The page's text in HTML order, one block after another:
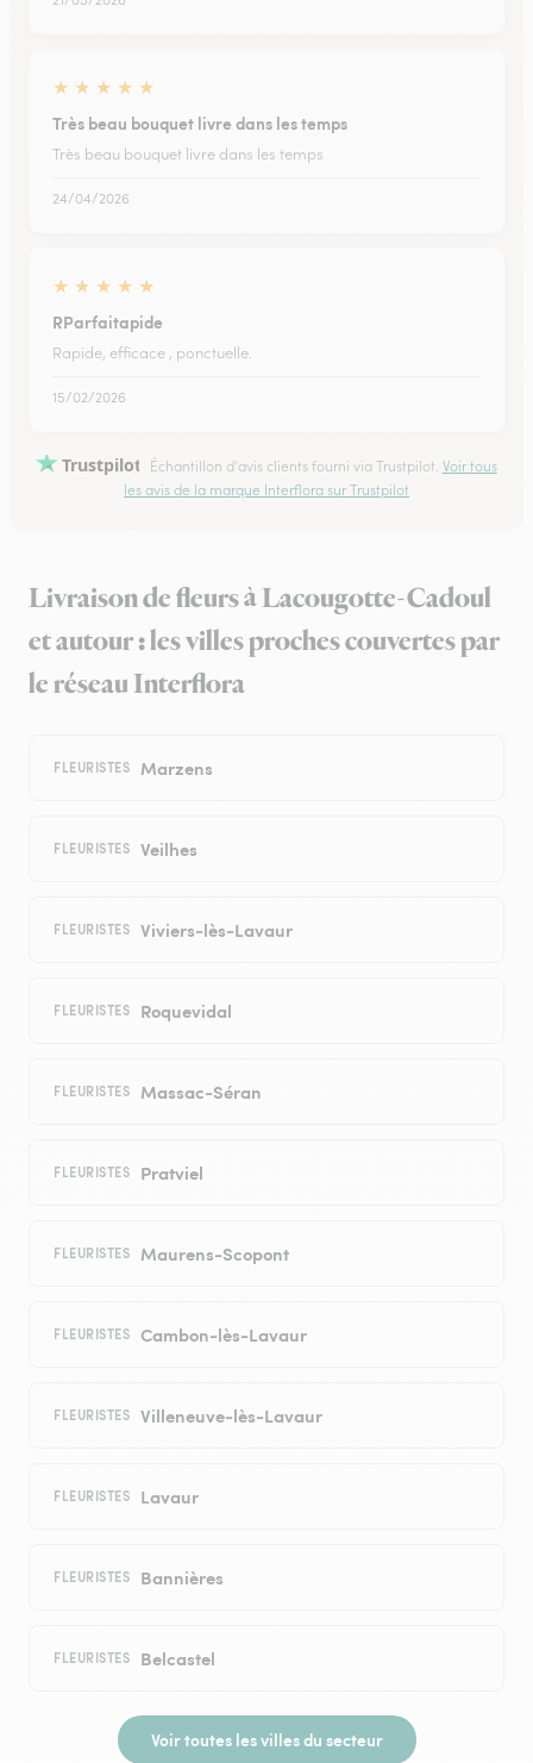
★ ★ ★ ★ ★
Très beau bouquet livre dans les temps
Très beau bouquet livre dans les temps
24/04/2026
★ ★ ★ ★ ★
RParfaitapide
Rapide, efficace , ponctuelle.
15/02/2026
Trustpilot Échantillon d'avis clients fourni via Trustpilot. Voir tous
les avis de la marque Interflora sur Trustpilot
Livraison de fleurs à Lacougotte-Cadoul
et autour : les villes proches couvertes par
le réseau Interflora
FLEURISTES Marzens
FLEURISTES Veilhes
FLEURISTES Viviers-lès-Lavaur
FLEURISTES Roquevidal
FLEURISTES Massac-Séran
FLEURISTES Pratviel
FLEURISTES Maurens-Scopont
FLEURISTES Cambon-lès-Lavaur
FLEURISTES Villeneuve-lès-Lavaur
FLEURISTES Lavaur
FLEURISTES Bannières
FLEURISTES Belcastel
Voir toutes les villes du secteur